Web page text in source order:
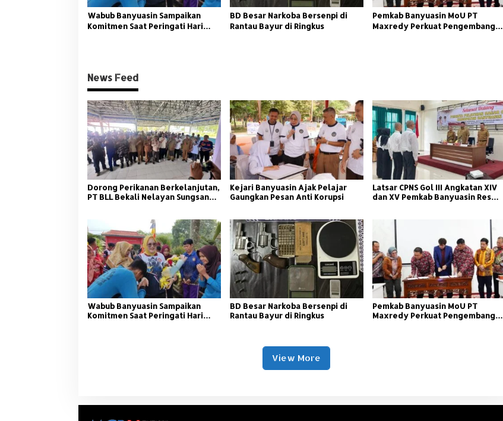
Wabub Banyuasin Sampaikan
Komitmen Saat Peringati Hari
BD Besar Narkoba Bersenpi di
Rantau Bayur di Ringkus
Pemkab Banyuasin MoU PT
Maxredy Perkuat Pengembangan
News Feed
Dorong Perikanan Berkelanjutan,
PT BLL Bekali Nelayan Sungsang
Kejari Banyuasin Ajak Pelajar
Gaungkan Pesan Anti Korupsi
Latsar CPNS Gol III Angkatan XIV
dan XV Pemkab Banyuasin Resmi
Wabub Banyuasin Sampaikan
Komitmen Saat Peringati Hari
BD Besar Narkoba Bersenpi di
Rantau Bayur di Ringkus
Pemkab Banyuasin MoU PT
Maxredy Perkuat Pengembangan
View More